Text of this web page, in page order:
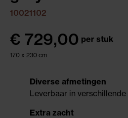
10021102
€ 729,00 per stuk
170 x 230 cm
Diverse afmetingen
Leverbaar in verschillende
Extra zacht